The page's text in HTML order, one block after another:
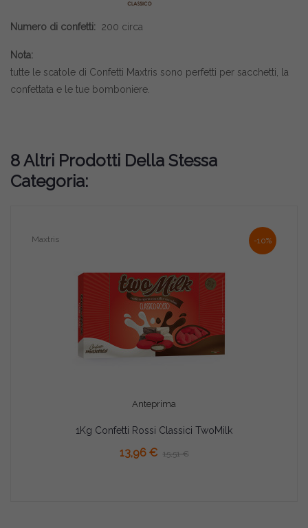
Numero di confetti: 200 circa
Nota:
tutte le scatole di Confetti Maxtris sono perfetti per sacchetti, la
confettata e le tue bomboniere.
8 Altri Prodotti Della Stessa
Categoria:
-10%
Anteprima
Maxtris
1Kg Confetti Rossi Classici TwoMilk
13,96 € 15,51 €